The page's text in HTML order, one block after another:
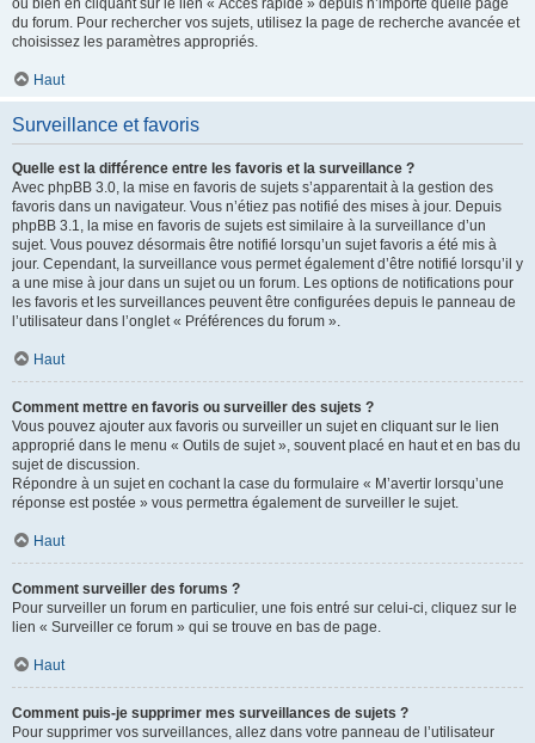
ou bien en cliquant sur le lien « Accès rapide » depuis n’importe quelle page
du forum. Pour rechercher vos sujets, utilisez la page de recherche avancée et
choisissez les paramètres appropriés.
Haut
Surveillance et favoris
Quelle est la différence entre les favoris et la surveillance ?
Avec phpBB 3.0, la mise en favoris de sujets s’apparentait à la gestion des
favoris dans un navigateur. Vous n’étiez pas notifié des mises à jour. Depuis
phpBB 3.1, la mise en favoris de sujets est similaire à la surveillance d’un
sujet. Vous pouvez désormais être notifié lorsqu’un sujet favoris a été mis à
jour. Cependant, la surveillance vous permet également d’être notifié lorsqu’il y
a une mise à jour dans un sujet ou un forum. Les options de notifications pour
les favoris et les surveillances peuvent être configurées depuis le panneau de
l’utilisateur dans l’onglet « Préférences du forum ».
Haut
Comment mettre en favoris ou surveiller des sujets ?
Vous pouvez ajouter aux favoris ou surveiller un sujet en cliquant sur le lien
approprié dans le menu « Outils de sujet », souvent placé en haut et en bas du
sujet de discussion.
Répondre à un sujet en cochant la case du formulaire « M’avertir lorsqu’une
réponse est postée » vous permettra également de surveiller le sujet.
Haut
Comment surveiller des forums ?
Pour surveiller un forum en particulier, une fois entré sur celui-ci, cliquez sur le
lien « Surveiller ce forum » qui se trouve en bas de page.
Haut
Comment puis-je supprimer mes surveillances de sujets ?
Pour supprimer vos surveillances, allez dans votre panneau de l’utilisateur